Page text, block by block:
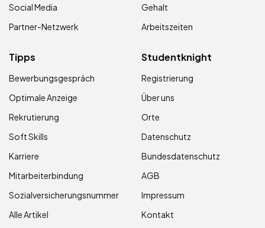
Social Media
Partner-Netzwerk
Gehalt
Arbeitszeiten
Tipps
Bewerbungsgespräch
Optimale Anzeige
Rekrutierung
Soft Skills
Karriere
Mitarbeiterbindung
Sozialversicherungsnummer
Alle Artikel
Studentknight
Registrierung
Über uns
Orte
Datenschutz
Bundesdatenschutz
AGB
Impressum
Kontakt